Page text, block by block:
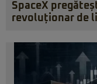
SpaceX
revoluționar de